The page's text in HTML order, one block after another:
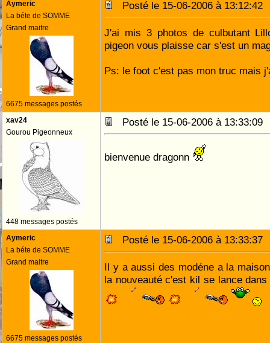
Aymeric
La béte de SOMME
Grand maitre
6675 messages postés
Posté le 15-06-2006 à
J'ai mis 3 photos de culbutant
pigeon vous plaisse car s'est un
Ps: le foot c'est pas mon truc mais
xav24
Gourou Pigeonneux
448 messages postés
Posté le 15-06-2006 à
bienvenue dragonn
Aymeric
La béte de SOMME
Grand maitre
6675 messages postés
Posté le 15-06-2006 à
Il y a aussi des modéne a la
la nouveauté c'est kil se lance